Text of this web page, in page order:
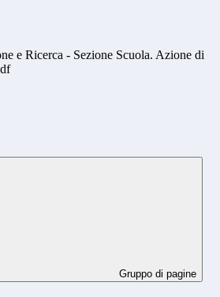
e Ricerca - Sezione Scuola. Azione di
Gruppo di pagine